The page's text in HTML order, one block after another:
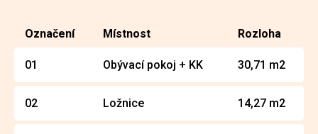
Označení Místnost Rozloha
01 Obývací pokoj + KK 30,71 m2
02 Ložnice 14,27 m2